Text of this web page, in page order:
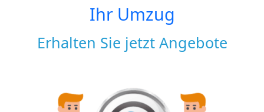
Ihr Umzug
Erhalten Sie jetzt Angebote